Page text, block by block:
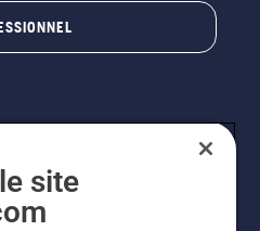
site